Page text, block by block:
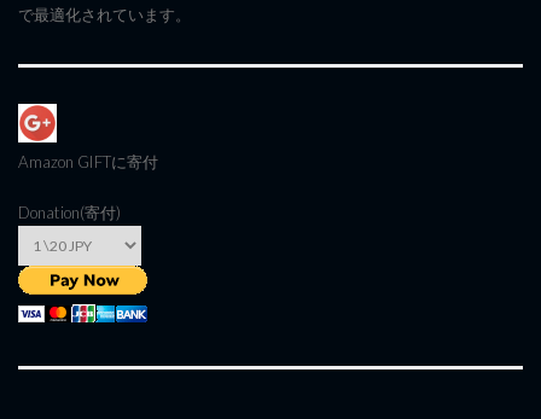
で最適化されています。
Amazon GIFTに寄付
Donation(寄付)